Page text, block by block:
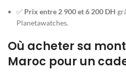
✅ Prix entre 2 900 et 6 200 DH
Planetawatches.
Où acheter sa
Maroc pour un